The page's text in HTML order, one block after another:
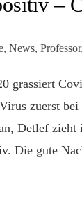
, News, Professor,
grassiert
zuerst
Detlef zieht
Die gute